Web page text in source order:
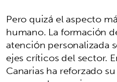
Pero quizá el aspecto
humano. La formación
atención personalizada
ejes críticos del sector.
Canarias ha reforzado